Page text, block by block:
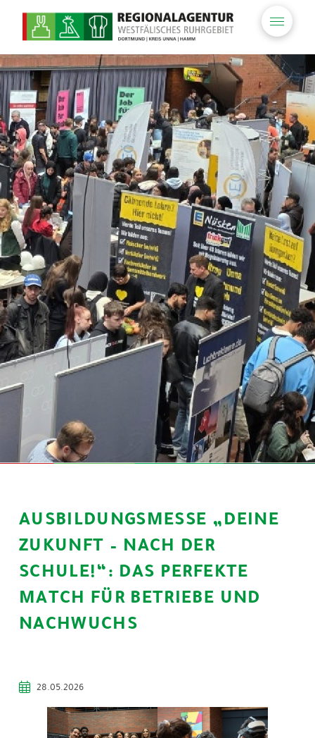
AUSBILDUNGSMESSE „DEINE
ZUKUNFT – NACH DER
SCHULE!“: DAS PERFEKTE
MATCH FÜR BETRIEBE UND
NACHWUCHS
28.05.2026